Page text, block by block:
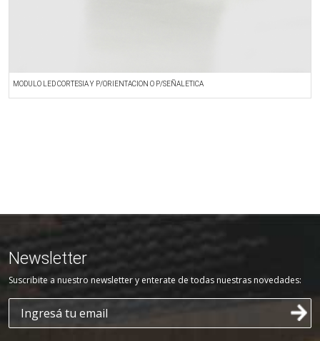
MODULO LED CORTESIA Y P/ORIENTACION O P/SEÑALETICA
Newsletter
Suscribite a nuestro newsletter y enterate de todas nuestras novedades: